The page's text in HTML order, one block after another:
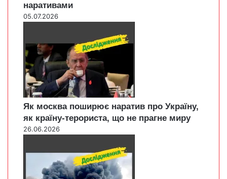
наративами
05.07.2026
Як москва поширює наратив про Україну,
як країну-терориста, що не прагне миру
26.06.2026